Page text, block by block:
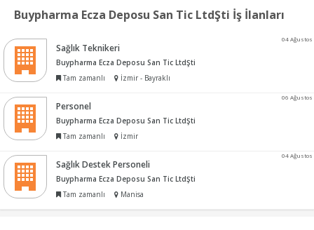
Buypharma Ecza Deposu San Tic LtdŞti İş İlanları
04 Ağustos
Sağlık Teknikeri
Buypharma Ecza Deposu San Tic LtdŞti
Tam zamanlı
İzmir - Bayraklı
06 Ağustos
Personel
Buypharma Ecza Deposu San Tic LtdŞti
Tam zamanlı
İzmir
04 Ağustos
Sağlık Destek Personeli
Buypharma Ecza Deposu San Tic LtdŞti
Tam zamanlı
Manisa